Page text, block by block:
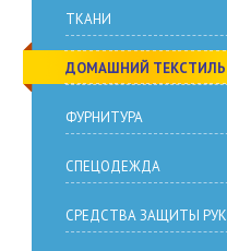
ТКАНИ
ДОМАШНИЙ ТЕКСТИЛЬ
ФУРНИТУРА
СПЕЦОДЕЖДА
СРЕДСТВА ЗАЩИТЫ РУК